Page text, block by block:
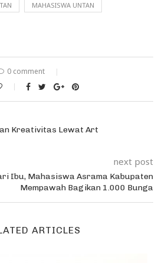
MAHASISWA UNTAN
0 comment
Kreativitas Lewat Art
next post
Ibu, Mahasiswa Asrama Kabupaten
Mempawah Bagikan 1.000 Bunga
ARTICLES